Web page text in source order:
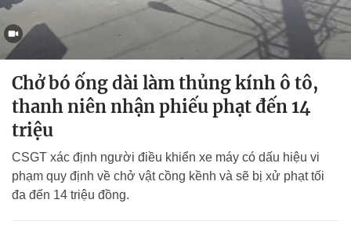
Chở bó ống dài làm thủng kính ô tô,
thanh niên nhận phiếu phạt đến 14
triệu
CSGT xác định người điều khiển xe máy có dấu hiệu vi
phạm quy định về chở vật cồng kềnh và sẽ bị xử phạt tối
đa đến 14 triệu đồng.